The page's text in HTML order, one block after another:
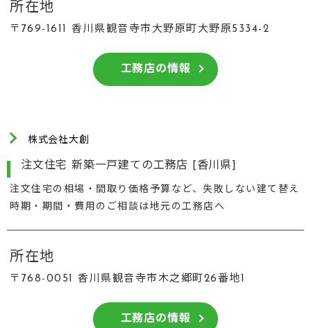
所在地
〒769-1611 香川県観音寺市大野原町大野原5334-2
工務店の情報
株式会社大創
注文住宅 新築一戸建ての工務店 [香川県]
注文住宅の相場・間取り価格予算など、失敗しない建て替え
時期・期間・費用のご相談は地元の工務店へ
所在地
〒768-0051 香川県観音寺市木之郷町26番地1
工務店の情報